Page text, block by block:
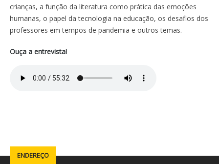
crianças, a função da literatura como prática das emoções
humanas, o papel da tecnologia na educação, os desafios dos
professores em tempos de pandemia e outros temas.
Ouça a entrevista!
ENDEREÇO